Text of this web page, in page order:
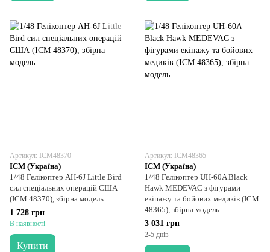
Артикул: ICM48370
ICM (Україна)
1/48 Гелікоптер AH-6J Little Bird
сил спеціальних операцій США
(ICM 48370), збірна модель
1 728 грн
В наявності
Купити
Артикул: ICM48365
ICM (Україна)
1/48 Гелікоптер UH-60A Black
Hawk MEDEVAC з фігурами
екіпажу та бойових медиків (ICM
48365), збірна модель
3 031 грн
2-5 днів